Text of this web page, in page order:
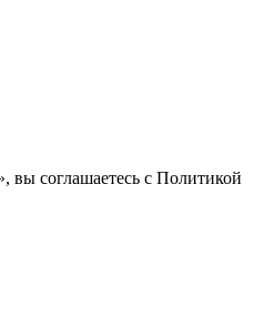
соглашаетесь с Политикой